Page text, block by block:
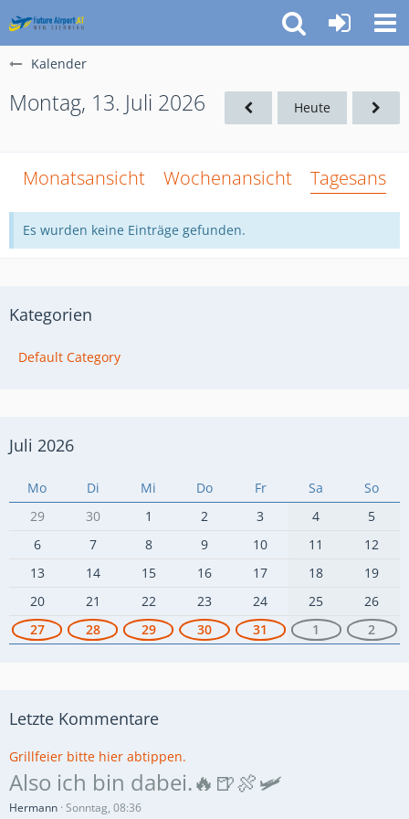
Kalender
Montag, 13. Juli 2026 Heute
Monatsansicht Wochenansicht
Es wurden keine Einträge gefunden.
Kategorien
Default Category
Juli 2026
Mo Di Mi Do Fr Sa
So
29
30 1 2 3 4
5
6
7 8 9 10 11
12
13
14 15 16 17 18
19
20
21 22 23 24 25
26
27
28 29 30 31 1 2
Letzte Kommentare
Grillfeier bitte hier abtippen.
Also ich bin dabei.🔥🍺🍖🛩️
Hermann Sonntag, 08:36